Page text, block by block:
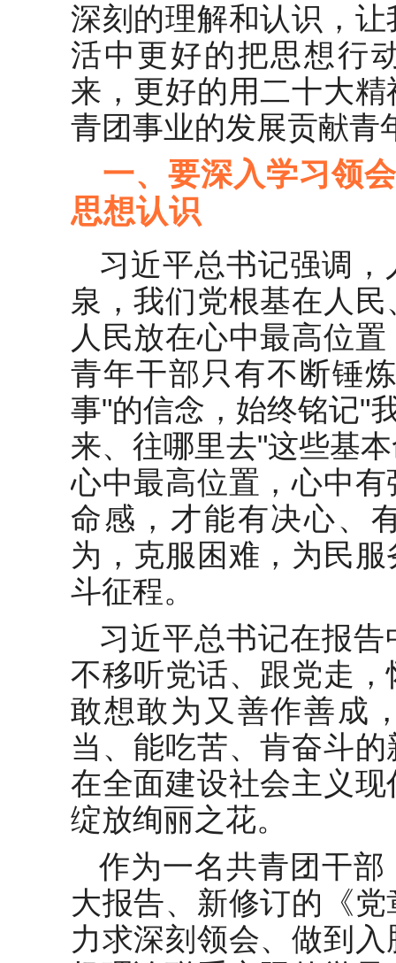
深刻的理解和认识，
活中更好的把思想行
来，更好的用二十大
青团事业的发展贡献青
一、要深入学习领
思想认识
习近平总书记强调
泉，我们党根基在人
人民放在心中最高位
青年干部只有不断锤
事"的信念，始终铭记"
来、往哪里去"这些基
心中最高位置，心中
命感，才能有决心、
为，克服困难，为民
斗征程。
习近平总书记在报
不移听党话、跟党走
敢想敢为又善作善成
当、能吃苦、肯奋斗
在全面建设社会主义
绽放绚丽之花。
作为一名共青团干
大报告、新修订的《
力求深刻领会、做到
高质量发展专题培训班心得体会
退休老干部 再上“扶贫岗”